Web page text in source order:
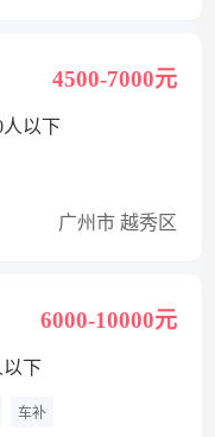
4500-7000元
人以下
广州市 越秀区
6000-10000元
以下
车补